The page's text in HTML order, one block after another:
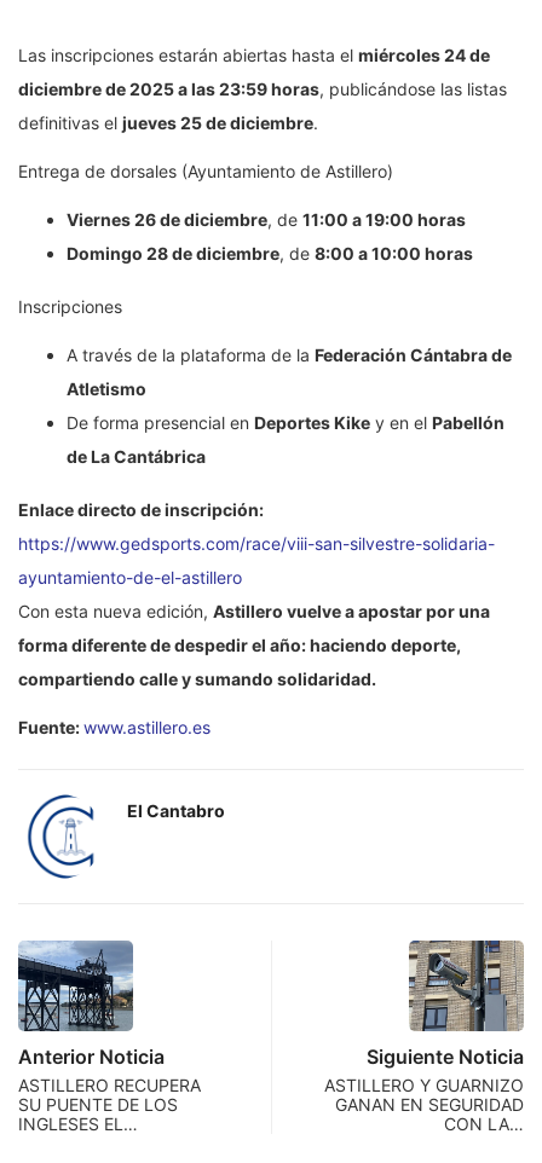
Las inscripciones estarán abiertas hasta el miércoles 24 de
diciembre de 2025 a las 23:59 horas, publicándose las listas
definitivas el jueves 25 de diciembre.
Entrega de dorsales (Ayuntamiento de Astillero)
Viernes 26 de diciembre, de 11:00 a 19:00 horas
Domingo 28 de diciembre, de 8:00 a 10:00 horas
Inscripciones
A través de la plataforma de la Federación Cántabra de
Atletismo
De forma presencial en Deportes Kike y en el Pabellón
de La Cantábrica
Enlace directo de inscripción:
https://www.gedsports.com/race/viii-san-silvestre-solidaria-
ayuntamiento-de-el-astillero
Con esta nueva edición, Astillero vuelve a apostar por una
forma diferente de despedir el año: haciendo deporte,
compartiendo calle y sumando solidaridad.
Fuente:www.astillero.es
El Cantabro
Anterior Noticia
ASTILLERO RECUPERA
SU PUENTE DE LOS
INGLESES EL…
Siguiente Noticia
ASTILLERO Y GUARNIZO
GANAN EN SEGURIDAD
CON LA…